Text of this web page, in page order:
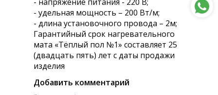
- удельная мощность – 200 Вт/м;
- длина установочного провода – 2м;
Гарантийный срок нагревательного
мата «Тёплый пол №1» составляет 25
(двадцать пять) лет с даты продажи
изделия
Добавить комментарий